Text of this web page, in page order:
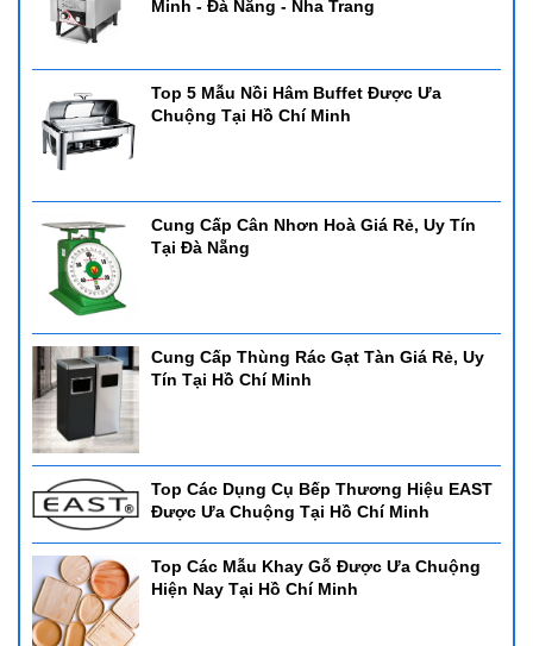
Minh - Đà Nẵng - Nha Trang
Top 5 Mẫu Nồi Hâm Buffet Được Ưa
Chuộng Tại Hồ Chí Minh
Cung Cấp Cân Nhơn Hoà Giá Rẻ, Uy Tín
Tại Đà Nẵng
Cung Cấp Thùng Rác Gạt Tàn Giá Rẻ, Uy
Tín Tại Hồ Chí Minh
Top Các Dụng Cụ Bếp Thương Hiệu EAST
Được Ưa Chuộng Tại Hồ Chí Minh
Top Các Mẫu Khay Gỗ Được Ưa Chuộng
Hiện Nay Tại Hồ Chí Minh